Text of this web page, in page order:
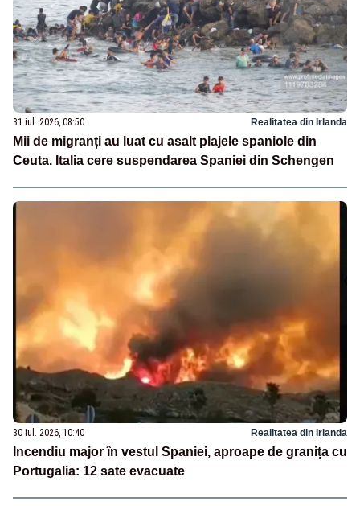
31 iul. 2026, 08:50 Realitatea din Irlanda
Mii de migranți au luat cu asalt plajele spaniole din
Ceuta. Italia cere suspendarea Spaniei din Schengen
30 iul. 2026, 10:40 Realitatea din Irlanda
Incendiu major în vestul Spaniei, aproape de granița cu
Portugalia: 12 sate evacuate